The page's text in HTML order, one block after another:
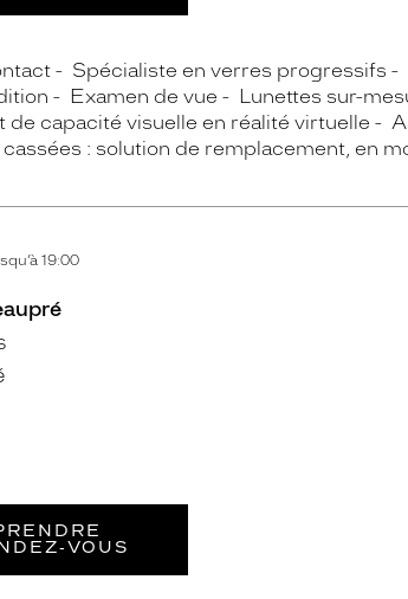
Spécialiste en verres progressifs
Examen de vue Lunettes sur-
de capacité visuelle en réalité virtuelle
: solution de remplacement, en
19:00